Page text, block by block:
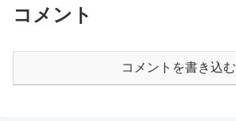
コメント
コメントを書き込む